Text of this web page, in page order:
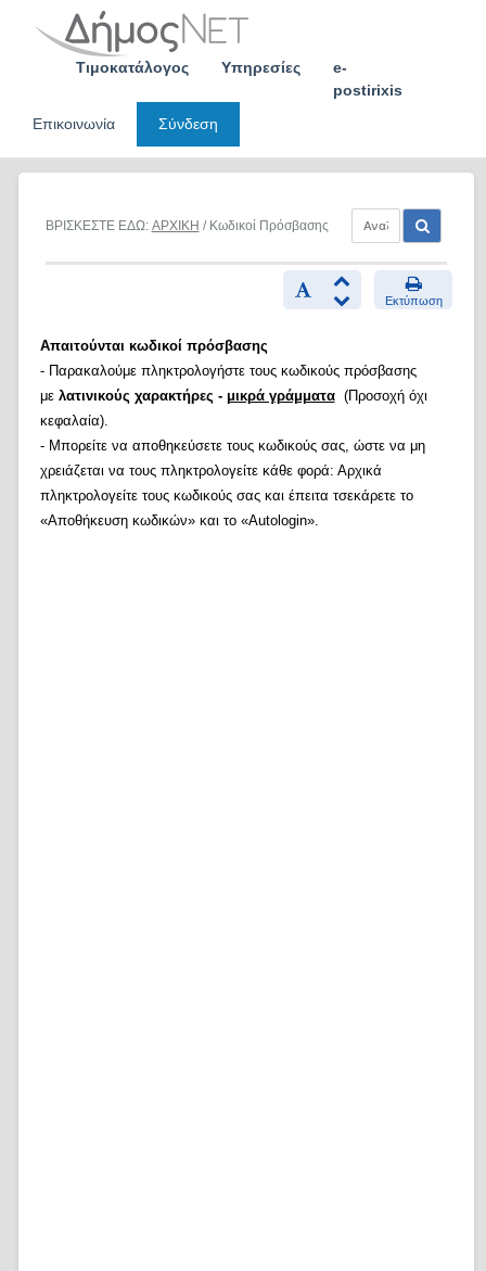
Τιμοκατάλογος Υπηρεσίες
e-
postirixis
Επικοινωνία
Σύνδεση
ΒΡΙΣΚΕΣΤΕ ΕΔΩ: ΑΡΧΙΚΗ / Κωδικοί Πρόσβασης
Εκτύπωση
Απαιτούνται κωδικοί πρόσβασης
- Παρακαλούμε πληκτρολογήστε τους κωδικούς πρόσβασης
με λατινικούς χαρακτήρες - μικρά γράμματα(Προσοχή όχι
κεφαλαία).
- Μπορείτε να αποθηκεύσετε τους κωδικούς σας, ώστε να μη
χρειάζεται να τους πληκτρολογείτε κάθε φορά: Αρχικά
πληκτρολογείτε τους κωδικούς σας και έπειτα τσεκάρετε το
«Αποθήκευση κωδικών» και το «Autologin».